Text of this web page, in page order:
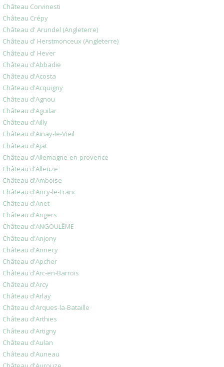
Château Corvinesti
Château Crépy
Château d' Arundel (Angleterre)
Château d' Herstmonceux (Angleterre)
Château d' Hever
Château d'Abbadie
Château d'Acosta
Château d'Acquigny
Château d'Agnou
Château d'Aguilar
Château d'Ailly
Château d'Ainay-le-Vieil
Château d'Ajat
Château d'Allemagne-en-provence
Château d'Alleuze
Château d'Amboise
Château d'Ancy-le-Franc
Château d'Anet
Château d'Angers
Château d'ANGOULÊME
Château d'Anjony
Château d'Annecy
Château d'Apcher
Château d'Arc-en-Barrois
Château d'Arcy
Château d'Arlay
Château d'Arques-la-Bataille
Château d'Arthies
Château d'Artigny
Château d'Aulan
Château d'Auneau